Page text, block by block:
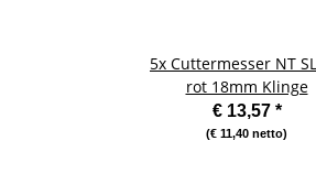
5x Cuttermesser NT
rot 18mm Klinge
€ 13,57 *
(€ 11,40 netto)